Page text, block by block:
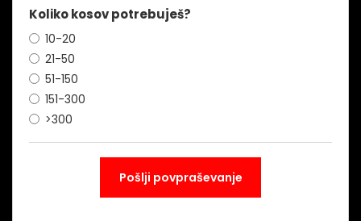
Koliko kosov potrebuješ?
10-20
21-50
51-150
151-300
>300